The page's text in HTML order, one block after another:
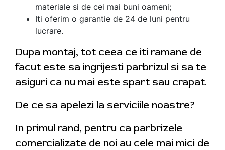
materiale si de cei mai buni oameni;
Iti oferim o garantie de 24 de luni pentru
lucrare.
Dupa montaj, tot ceea ce iti ramane de
facut este sa ingrijesti parbrizul si sa te
asiguri ca nu mai este spart sau crapat.
De ce sa apelezi la serviciile noastre?
In primul rand, pentru ca parbrizele
comercializate de noi au cele mai mici de